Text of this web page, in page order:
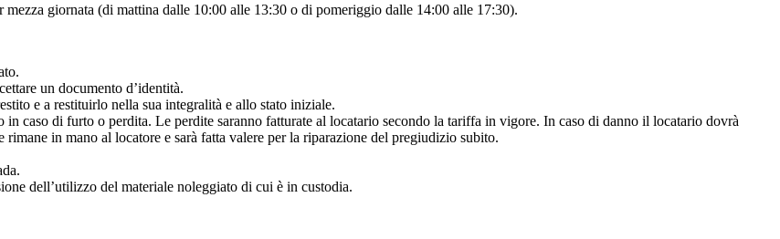
giornata (di mattina dalle 10:00 alle 13:30 o di pomeriggio dalle 14:00 alle 17:30).
un documento d’identità.
e a restituirlo nella sua integralità e allo stato iniziale.
in caso di furto o perdita. Le perdite saranno fatturate al locatario secondo la tariffa in vigore. In caso di danno il locatario dovrà
in mano al locatore e sarà fatta valere per la riparazione del pregiudizio subito.
dell’utilizzo del materiale noleggiato di cui è in custodia.